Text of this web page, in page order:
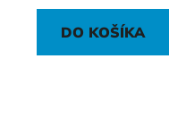
DO KOŠÍKA